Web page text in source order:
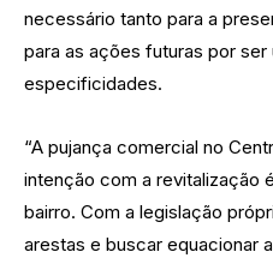
necessário tanto para a
para as ações futuras por ser
especificidades.
“A pujança comercial no
intenção com a revitalização
bairro. Com a legislação
arestas e buscar equacionar